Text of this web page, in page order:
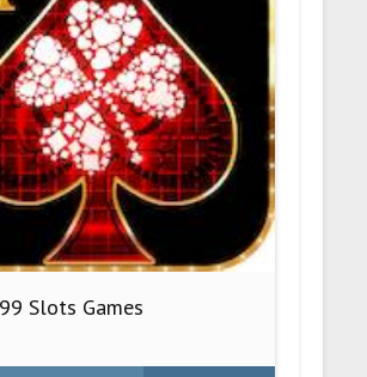
Slots Games